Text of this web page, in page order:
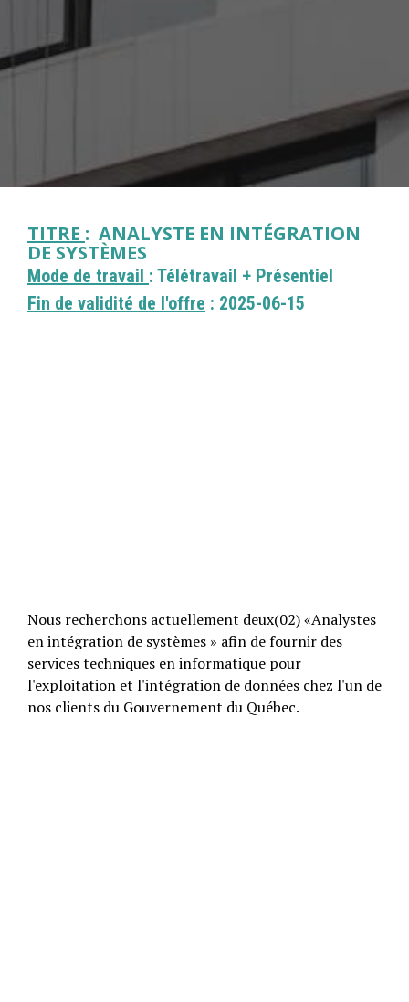
TITRE : ANALYSTE EN INTÉGRATION
DE SYSTÈMES
Mode de travail : Télétravail + Présentiel
Fin de validité de l'offre : 2025-06-15
Nous recherchons actuellement deux(02) «Analystes
en intégration de systèmes » afin de fournir des
services techniques en informatique pour
l'exploitation et l'intégration de données chez l'un de
nos clients du Gouvernement du Québec.